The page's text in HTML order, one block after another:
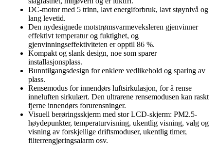
DC-motor med 5 trinn, lavt energiforbruk, lavt støynivå og
lang levetid.
Den nydesignede motstrømsvarmeveksleren gjenvinner
effektivt temperatur og fuktighet, og
gjenvinningseffektiviteten er opptil 86 %.
Kompakt og slank design, noe som sparer
installasjonsplass.
Bunntilgangsdesign for enklere vedlikehold og sparing av
plass.
Rensemodus for innendørs luftsirkulasjon, for å rense
inneluften sirkulært. Den ultrarene rensemodusen kan raskt
fjerne innendørs forurensninger.
Visuell berøringsskjerm med stor LCD-skjerm: PM2.5-
høydepunkter, temperaturvisning, ukentlig visning, valg og
visning av forskjellige driftsmoduser, ukentlig timer,
filterrengjøringsalarm osv.